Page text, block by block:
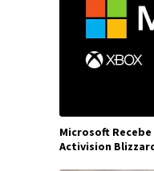
Microsoft
Activision